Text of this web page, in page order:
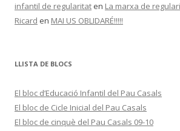
infantil de regularitat en La marxa de
Ricard en MAI US OBLIDARÉ!!!!!
LLISTA DE BLOCS
El bloc d’Educació Infantil del Pau Casals
El bloc de Cicle Inicial del Pau Casals
El bloc de cinquè del Pau Casals 09-10